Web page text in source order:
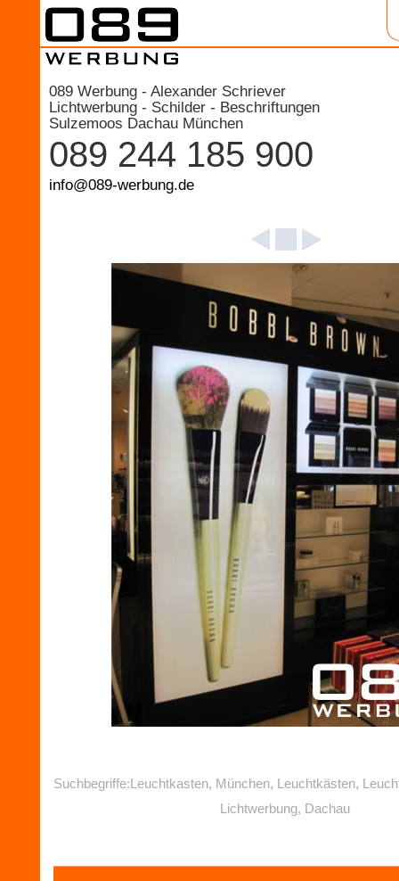
089 Werbung - Alexander Schriever
Lichtwerbung - Schilder - Beschriftungen
Sulzemoos Dachau München
089 244 185 900
info@089-werbung.de
Suchbegriffe:Leuchtkasten, München, Leuchtkästen,
Lichtwerbung, Dachau